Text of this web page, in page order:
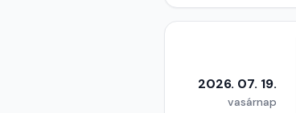
2026. 07. 19.
vasárnap